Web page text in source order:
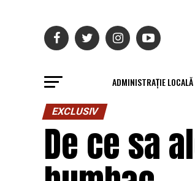
ADMINISTRAȚIE LOCALĂ
EXCLUSIV
De ce sa